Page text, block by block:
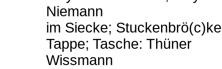
Niemann
im Siecke;
Tappe; Tasche: Thüner
Wissmann